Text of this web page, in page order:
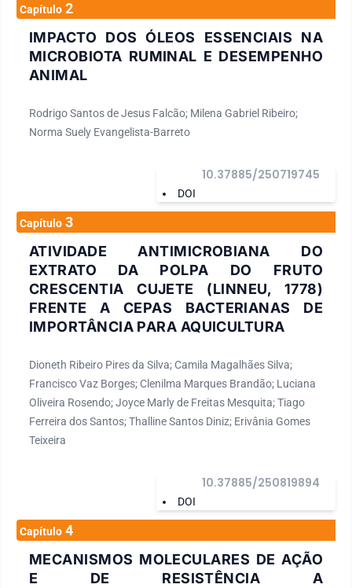
Capítulo 2
IMPACTO DOS ÓLEOS ESSENCIAIS NA
MICROBIOTA RUMINAL E DESEMPENHO
ANIMAL
Rodrigo Santos de Jesus Falcão; Milena Gabriel Ribeiro;
Norma Suely Evangelista-Barreto
DOI
10.37885/250719745
Capítulo 3
ATIVIDADE ANTIMICROBIANA DO
EXTRATO DA POLPA DO FRUTO
CRESCENTIA CUJETE (LINNEU, 1778)
FRENTE A CEPAS BACTERIANAS DE
IMPORTÂNCIA PARA AQUICULTURA
Dioneth Ribeiro Pires da Silva; Camila Magalhães Silva;
Francisco Vaz Borges; Clenilma Marques Brandão; Luciana
Oliveira Rosendo; Joyce Marly de Freitas Mesquita; Tiago
Ferreira dos Santos; Thalline Santos Diniz; Erivânia Gomes
Teixeira
DOI
10.37885/250819894
Capítulo 4
MECANISMOS MOLECULARES DE AÇÃO
E DE RESISTÊNCIA A